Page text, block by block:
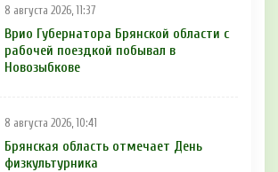
8 августа 2026, 11:37
Врио Губернатора Брянской области с
рабочей поездкой побывал в
Новозыбкове
8 августа 2026, 10:41
Брянская область отмечает День
физкультурника